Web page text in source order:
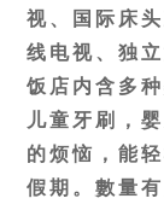
视、国际床
线电视、独
饭店内含多
儿童牙刷，
的烦恼，能
假期。數量